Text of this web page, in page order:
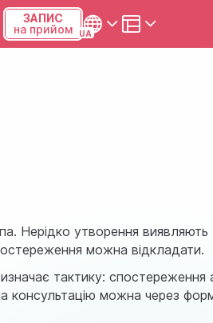
ЗАПИС
на прийом
08:00-19:00
Нерідко утворення виявляють
можна відкладати.
тактику: спостереження
консультацію можна через